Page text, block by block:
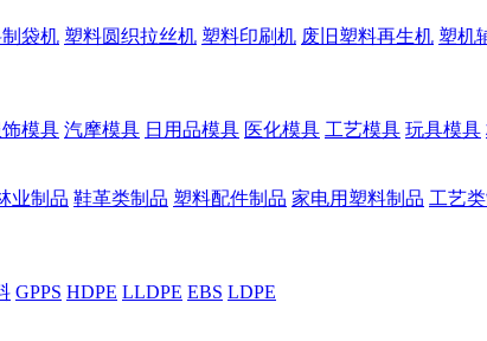
袋机 塑料圆织拉丝机 塑料印刷机 废旧塑料再生机 塑机
饰模具 汽摩模具 日用品模具 医化模具 工艺模具 玩具模具
业制品 鞋革类制品 塑料配件制品 家电用塑料制品 工艺
GPPS HDPE LLDPE EBS LDPE